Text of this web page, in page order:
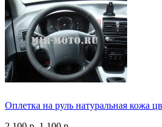
Оплетка на руль натуральная кожа